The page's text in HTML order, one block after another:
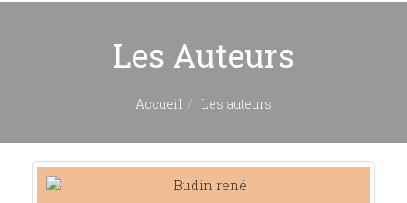
Les Auteurs
Accueil Les auteurs